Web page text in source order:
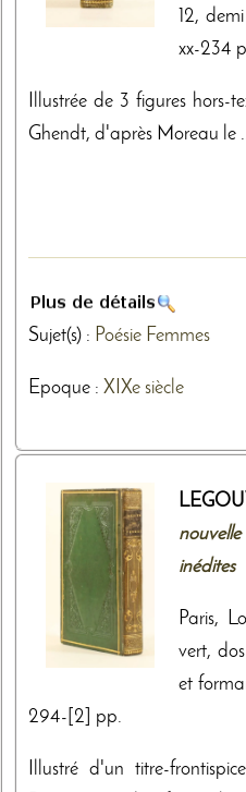
12,
xx-234
Illustrée de 3 figures hors-
Ghendt, d'après Moreau le
Sujet(s) : Poésie Femmes
Epoque : XIXe siècle
inédites
Paris,
vert,
et
294-[2] pp.
Illustré d'un titre-